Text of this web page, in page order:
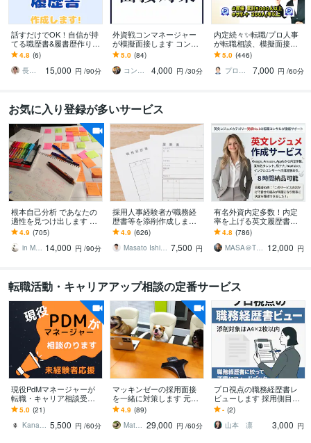
話すだけでOK！自信が持
てる職歴書&履書歴作りま
す 即日納品可！年間300
名を成功に導く現役エー
ジェントが作成！
4.8 (6)
長谷川さん（はせがわさん）
15,000 円 /90分
外資戦コンマネージャー
が模擬面接します コンサ
ルケース面接対策@外資
戦コンマネージャー＆面
接官
5.0 (84)
コンサルぴえろ
4,000 円 /30分
内定続々✨転職/プロ人事
が転職相談、模擬面接し
ます ★安心&実績プラチ
ナ★質問や相談は無制限
｜面接練習もOK！
5.0 (446)
プロ人事３段 さとう
7,000 円 /60分
お気に入り登録が多いサービス
根本自己分析 であなたの
適性を見つけ出します 就
職・転職でお悩みの方、
自分自身をもっと知りた
い方へ
4.9 (705)
in Myself 14,000 円 /90分
採用人事経験者が職務経
歴書等を添削作成します
人事×元リクのプロエージ
ェントが支援/支援実績62
6件以上
4.9 (626)
Masato Ishiguro 7,500 円
有名外資内定多数！内定
率を上げる英文履歴書作
ります 人気実績No.1、有
名人も御用達ワンランク
上の英文レジュメ！
4.8 (786)
MASA＠TOP転職プロフェッショナル 12,000 円
転職活動・キャリアアップ相談の定番サービス
現役PdMマネージャーが
転職・キャリア相談受け
ます キャリアアップ、未
経験からのPdM転職も応
援いたします！
5.0 (21)
Kanako Penpen 5,500 円 /60分
マッキンゼーの採用面接
を一緒に対策します 元Mc
K面接官が合格に必要な要
件と対策を具体的に教え
ます
4.9 (89)
Matsumoto123 29,000 円 /60分
プロ視点の職務経歴書レ
ビューします 採用側目線
で改善点をフィードバッ
ク！
- (2)
山本 凛
3,000 円